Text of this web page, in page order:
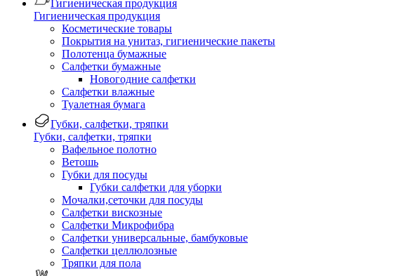
Гигиеническая продукция
Гигиеническая продукция
Косметические товары
Покрытия на унитаз, гигиенические пакеты
Полотенца бумажные
Салфетки бумажные
Новогодние салфетки
Салфетки влажные
Туалетная бумага
Губки, салфетки, тряпки
Губки, салфетки, тряпки
Вафельное полотно
Ветошь
Губки для посуды
Губки салфетки для уборки
Мочалки,сеточки для посуды
Салфетки вискозные
Салфетки Микрофибра
Салфетки универсальные, бамбуковые
Салфетки целлюлозные
Тряпки для пола